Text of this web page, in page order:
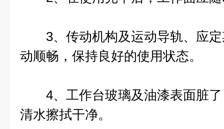
3、传动机构及运动导轨、应定
动顺畅，保持良好的使用状态。
4、工作台玻璃及油漆表面脏了
清水擦拭干净。